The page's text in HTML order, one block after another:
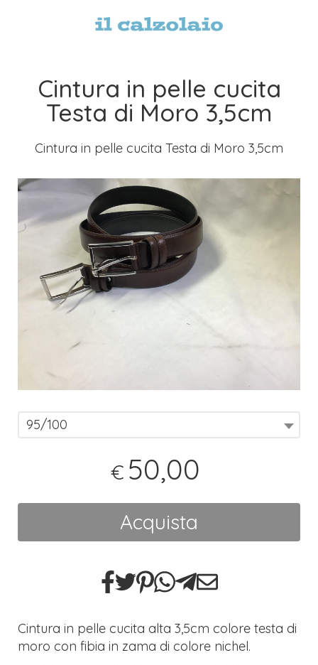
Cintura in pelle cucita
Testa di Moro 3,5cm
Cintura in pelle cucita Testa di Moro 3,5cm
95/100
€ 50,00
Acquista
Cintura in pelle cucita alta 3,5cm colore testa di
moro con fibia in zama di colore nichel.